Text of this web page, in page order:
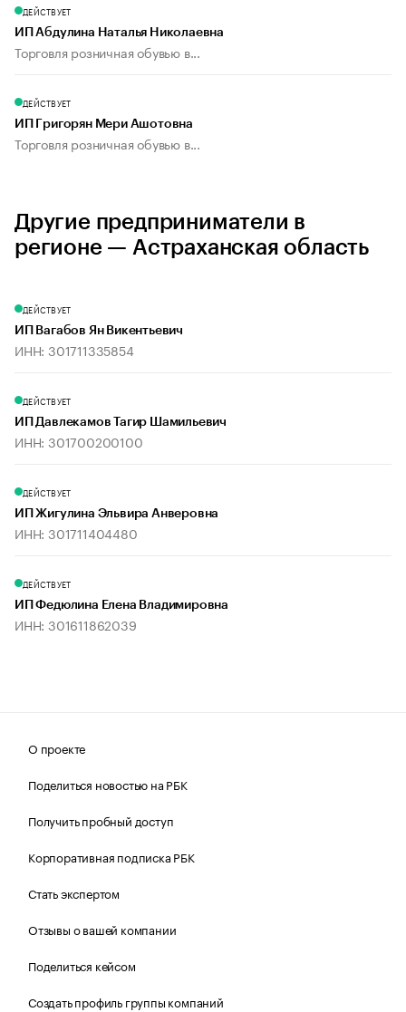
ДЕЙСТВУЕТ
ИП Абдулина Наталья Николаевна
Торговля розничная обувью в...
ДЕЙСТВУЕТ
ИП Григорян Мери Ашотовна
Торговля розничная обувью в...
Другие предприниматели в
регионе — Астраханская область
ДЕЙСТВУЕТ
ИП Вагабов Ян Викентьевич
ИНН: 301711335854
ДЕЙСТВУЕТ
ИП Давлекамов Тагир Шамильевич
ИНН: 301700200100
ДЕЙСТВУЕТ
ИП Жигулина Эльвира Анверовна
ИНН: 301711404480
ДЕЙСТВУЕТ
ИП Федюлина Елена Владимировна
ИНН: 301611862039
О проекте
Поделиться новостью на РБК
Получить пробный доступ
Корпоративная подписка РБК
Стать экспертом
Отзывы о вашей компании
Поделиться кейсом
Создать профиль группы компаний